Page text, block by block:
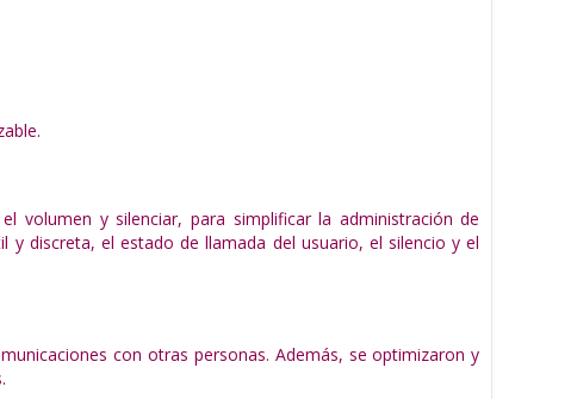
volumen y silenciar, para simplificar la administración de
y discreta, el estado de llamada del usuario, el silencio y el
con otras personas. Además, se optimizaron y